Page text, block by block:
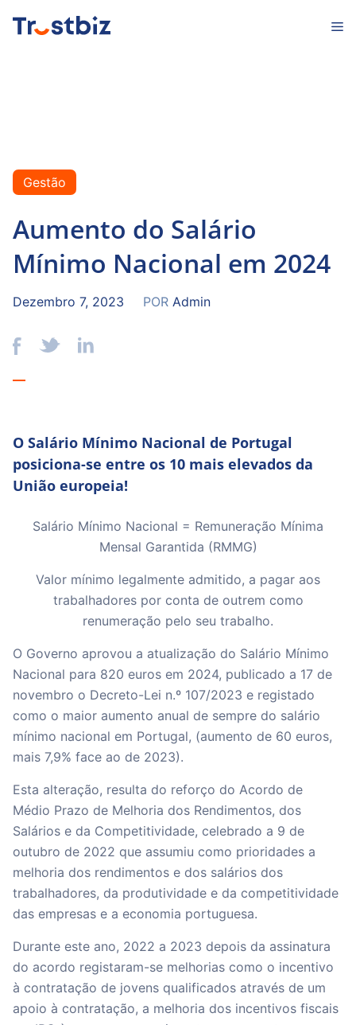
para
Gestão
Aumento do Salário
Mínimo Nacional em 2024
Dezembro 7, 2023 POR Admin
O Salário Mínimo Nacional de Portugal
posiciona-se entre os 10 mais elevados da
União europeia!
Salário Mínimo Nacional = Remuneração Mínima
Mensal Garantida (RMMG)
Valor mínimo legalmente admitido, a pagar aos
trabalhadores por conta de outrem como
renumeração pelo seu trabalho.
O Governo aprovou a atualização do Salário Mínimo
Nacional para 820 euros em 2024, publicado a 17 de
novembro o Decreto-Lei n.º 107/2023 e registado
como o maior aumento anual de sempre do salário
mínimo nacional em Portugal, (aumento de 60 euros,
mais 7,9% face ao de 2023).
Esta alteração, resulta do reforço do Acordo de
Médio Prazo de Melhoria dos Rendimentos, dos
Salários e da Competitividade, celebrado a 9 de
outubro de 2022 que assumiu como prioridades a
melhoria dos rendimentos e dos salários dos
trabalhadores, da produtividade e da competitividade
das empresas e a economia portuguesa.
Durante este ano, 2022 a 2023 depois da assinatura
do acordo registaram-se melhorias como o incentivo
à contratação de jovens qualificados através de um
apoio à contratação, a melhoria dos incentivos fiscais